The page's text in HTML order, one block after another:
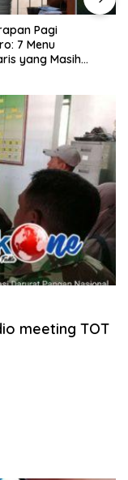
Pagi
7 Menu
yang Masih
meeting TOT